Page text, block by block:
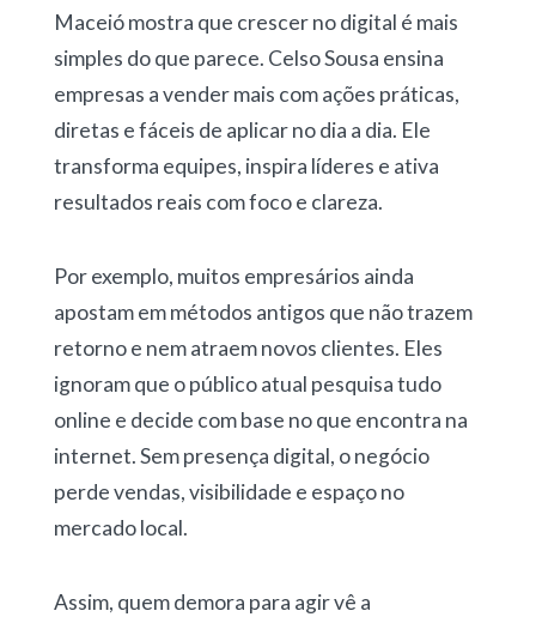
Maceió mostra que crescer no digital é mais
simples do que parece. Celso Sousa ensina
empresas a vender mais com ações práticas,
diretas e fáceis de aplicar no dia a dia. Ele
transforma equipes, inspira líderes e ativa
resultados reais com foco e clareza.
Por exemplo, muitos empresários ainda
apostam em métodos antigos que não trazem
retorno e nem atraem novos clientes. Eles
ignoram que o público atual pesquisa tudo
online e decide com base no que encontra na
internet. Sem presença digital, o negócio
perde vendas, visibilidade e espaço no
mercado local.
Assim, quem demora para agir vê a